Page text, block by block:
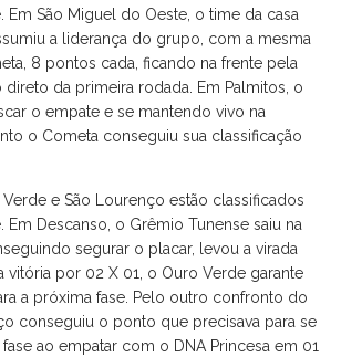
Em São Miguel do Oeste, o time da casa
a liderança do grupo, com a mesma
8 pontos cada, ficando na frente pela
da primeira rodada. Em Palmitos, o
o empate e se mantendo vivo na
o Cometa conseguiu sua classificação
Verde e São Lourenço estão classificados
Em Descanso, o Grêmio Tunense saiu na
segurar o placar, levou a virada
vitória por 02 X 01, o Ouro Verde garante
a próxima fase. Pelo outro confronto do
conseguiu o ponto que precisava para se
ao empatar com o DNA Princesa em 01